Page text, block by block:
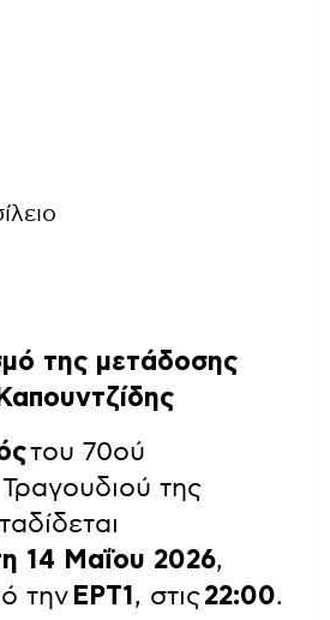
της μετάδοσης
του 70ού
της
14 Μαΐου 2026,
την ΕΡΤ1 , στις22:00.